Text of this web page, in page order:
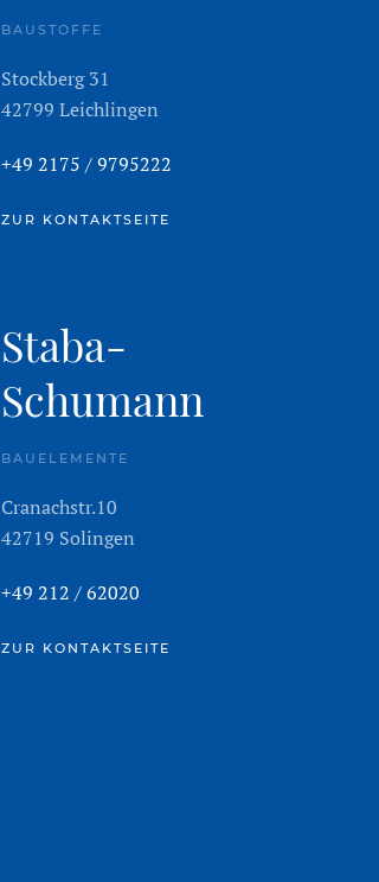
BAUSTOFFE
Stockberg 31
42799 Leichlingen
+49 2175 / 9795222
ZUR KONTAKTSEITE
Staba-
Schumann
BAUELEMENTE
Cranachstr.10
42719 Solingen
+49 212 / 62020
ZUR KONTAKTSEITE